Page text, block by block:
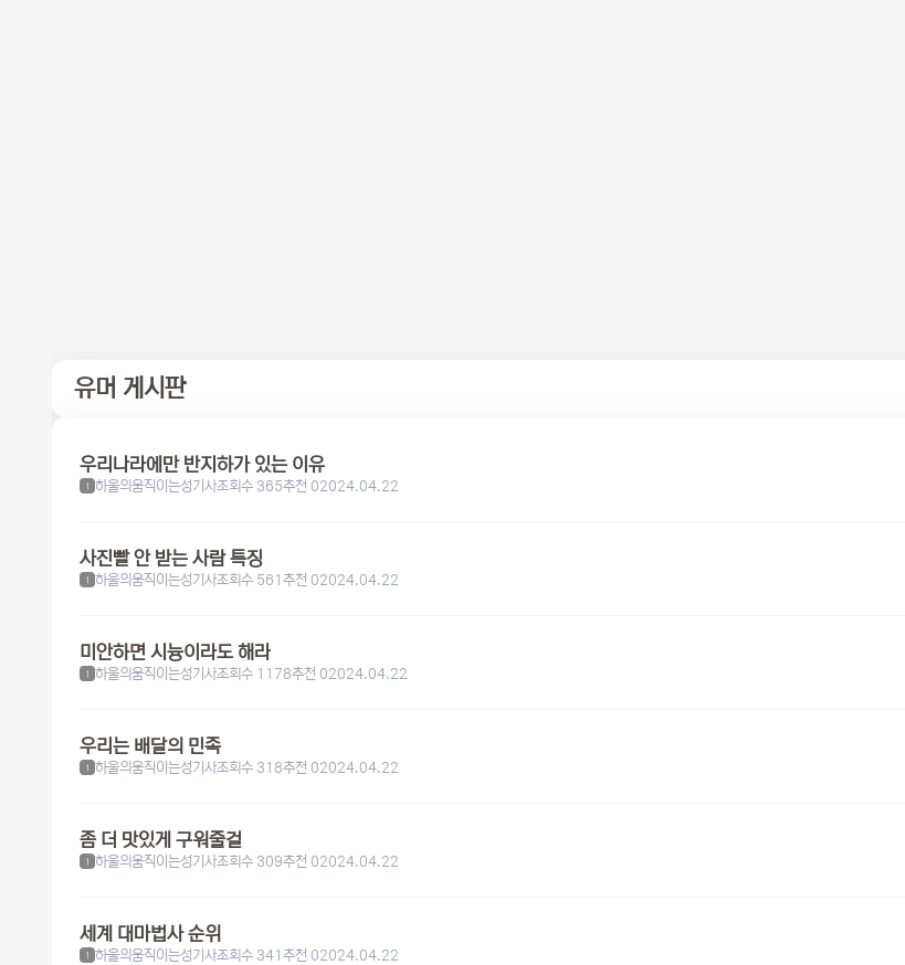
유머 게시판
우리나라에만 반지하가 있는 이유
1 하울의움직이는성기사조회수 365추천 02024.04.22
사진빨 안 받는 사람 특징
1 하울의움직이는성기사조회수 561 추천 02024.04.22
미안하면 시늉이라도 해라
1 하울의움직이는성기사조회수 1178추천 02024.04.22
우리는 배달의 민족
1 하울의움직이는성기사조회수 318추천 02024.04.22
좀 더 맛있게 구워줄걸
1 하울의움직이는성기사조회수 309추천 02024.04.22
세계 대마법사 순위
1 하울의움직이는성기사조회수 341 추천 02024.04.22